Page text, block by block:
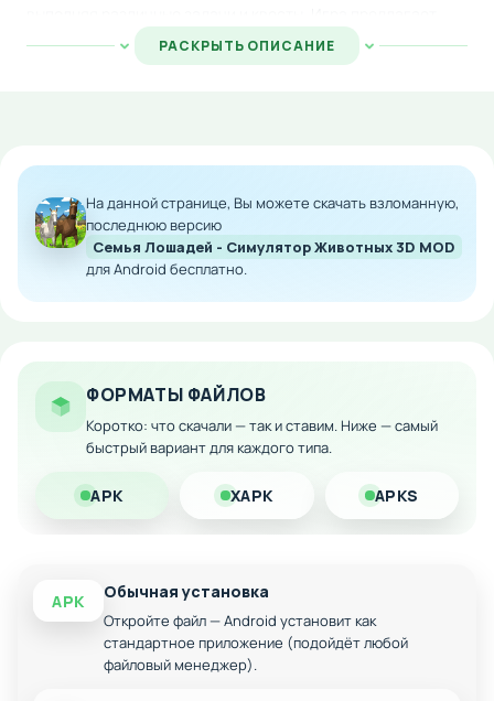
множество активностей: прохождение захватывающих
миссий, участие в мини-играх, исследование
Неограниченное количество денег для покупок
Все игровые предметы доступны без
ограничений
Скачайте игру на Андроид прямо сейчас и начните
невероятное приключение в роли верного коня!
РАСКРЫТЬ ОПИСАНИЕ
На данной странице, Вы можете скачать взломанную,
последнюю версию
Семья Лошадей - Симулятор Животных 3D MOD
для Android бесплатно.
ФОРМАТЫ ФАЙЛОВ
Коротко: что скачали — так и ставим. Ниже — самый
быстрый вариант для каждого типа.
APK XAPK APKS
APK Обычная установка
Откройте файл — Android установит как
стандартное приложение (подойдёт любой
файловый менеджер).